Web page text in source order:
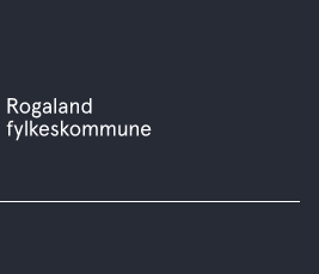
Rogaland
fylkeskommune